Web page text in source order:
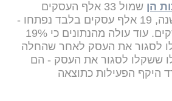
הן
שמול 33 אלף העסקים
שנסגרו מתחילת השנה, 19 אלף עסקים בלבד נפתחו -
פער של 14 אלף עסקים. עוד עולה מהנתונים כי 19%
לסגור את העסק לאחר שהחלה
32% מאלו ששקלו לסגור את העסק - הם
היקף הפעילות כתוצאה